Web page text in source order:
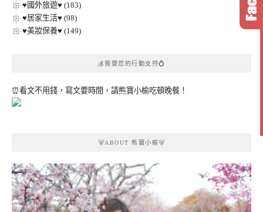
♥國外旅遊♥ (183)
♥居家生活♥ (98)
♥美妝保養♥ (149)
💰需要您的行動支持💍
⏰看文不用錢，寫文要時間，請熊寶小榆吃頓晚餐！
🐻ABOUT 熊寶小榆🐻